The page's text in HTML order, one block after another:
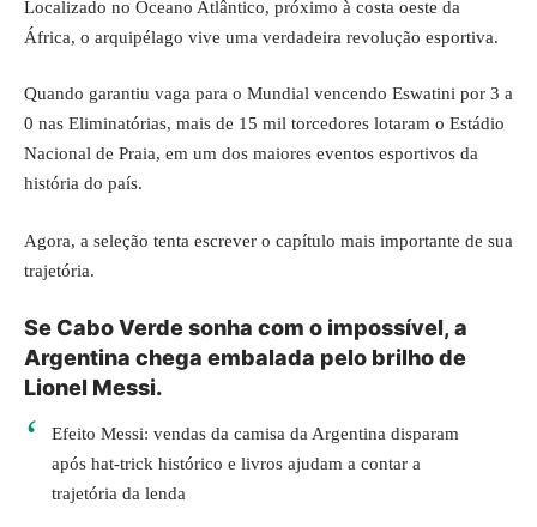
Localizado no Oceano Atlântico, próximo à costa oeste da
África, o arquipélago vive uma verdadeira revolução esportiva.
Quando garantiu vaga para o Mundial vencendo Eswatini por 3 a
0 nas Eliminatórias, mais de 15 mil torcedores lotaram o Estádio
Nacional de Praia, em um dos maiores eventos esportivos da
história do país.
Agora, a seleção tenta escrever o capítulo mais importante de sua
trajetória.
Se Cabo Verde sonha com o impossível, a
Argentina chega embalada pelo brilho de
Lionel Messi.
Efeito Messi: vendas da camisa da Argentina disparam
após hat-trick histórico e livros ajudam a contar a
trajetória da lenda